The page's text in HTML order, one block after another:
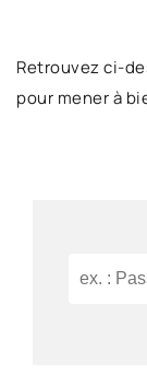
Retrouvez ci-
pour mener à